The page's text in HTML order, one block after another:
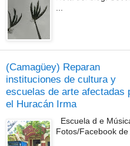
(Camagüey) Reparan
instituciones de cultura y
escuelas de arte afectadas
el Huracán Irma
Escuela d e
Fotos/Facebook de